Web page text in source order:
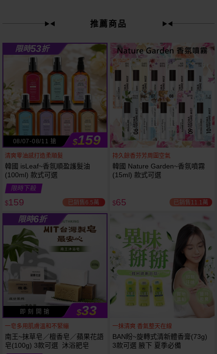
狂殺61折
推薦商品
限時53折
08/07-08/11 搶 $159
清爽零油感打造柔順髮
韓國 isLeaf~香氛順盈護髮油
(100ml) 款式可選
限時下殺
$159 已銷售6.5萬
持久餘香芬芳周圍空氣
韓國 Nature Garden~香氛噴霧
(15ml) 款式可選
$65 已銷售11.1萬
限時6折
即 刻 開 搶 $33
一皂多用肌膚溫和不緊繃
南王~抹草皂／檀香皂／蘋果花語
皂(100g) 3款可選 沐浴肥皂
一抹清爽 香氣整天在線
BAN盼~旋轉式清新體香膏(73g)
3款可選 腋下 夏季必備